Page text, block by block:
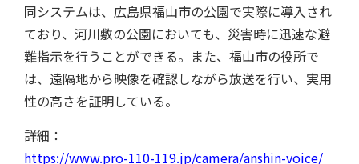
用語集
同システムは、広島県福山市の公園で実際に導入され
ており、河川敷の公園においても、災害時に迅速な避
難指示を行うことができる。また、福山市の役所で
は、遠隔地から映像を確認しながら放送を行い、実用
性の高さを証明している。
詳細：
https://www.pro-110-119.jp/camera/anshin-voice/